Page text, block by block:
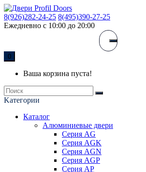
8(926)282-24-25 8(495)390-27-25
Ежедневно с 10:00 до 20:00
0
Ваша корзина пуста!
Kатегории
Каталог
Алюминиевые двери
Серия AG
Серия AGK
Серия AGN
Серия AGP
Серия AP